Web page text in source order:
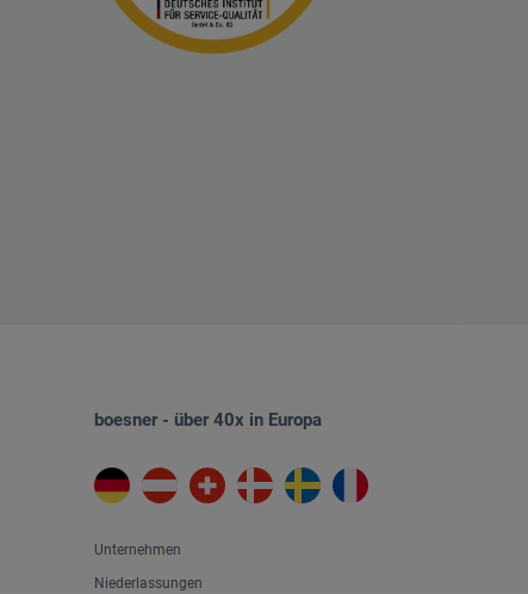
boesner - über 40x in Europa
Unternehmen
Niederlassungen